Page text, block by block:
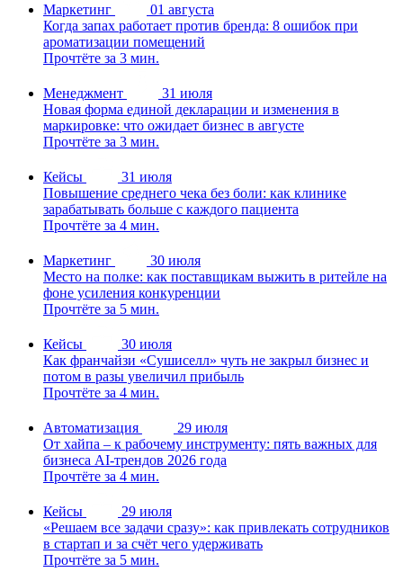
Маркетинг
01 августа
Когда запах работает против бренда: 8 ошибок при
ароматизации помещений
Прочтёте за 3 мин.
Менеджмент
31 июля
Новая форма единой декларации и изменения в
маркировке: что ожидает бизнес в августе
Прочтёте за 3 мин.
Кейсы
31 июля
Повышение среднего чека без боли: как клинике
зарабатывать больше с каждого пациента
Прочтёте за 4 мин.
Маркетинг
30 июля
Место на полке: как поставщикам выжить в ритейле на
фоне усиления конкуренции
Прочтёте за 5 мин.
Кейсы
30 июля
Как франчайзи «Сушиселл» чуть не закрыл бизнес и
потом в разы увеличил прибыль
Прочтёте за 4 мин.
Автоматизация
29 июля
От хайпа – к рабочему инструменту: пять важных для
бизнеса AI-трендов 2026 года
Прочтёте за 4 мин.
Кейсы
29 июля
«Решаем все задачи сразу»: как привлекать сотрудников
в стартап и за счёт чего удерживать
Прочтёте за 5 мин.